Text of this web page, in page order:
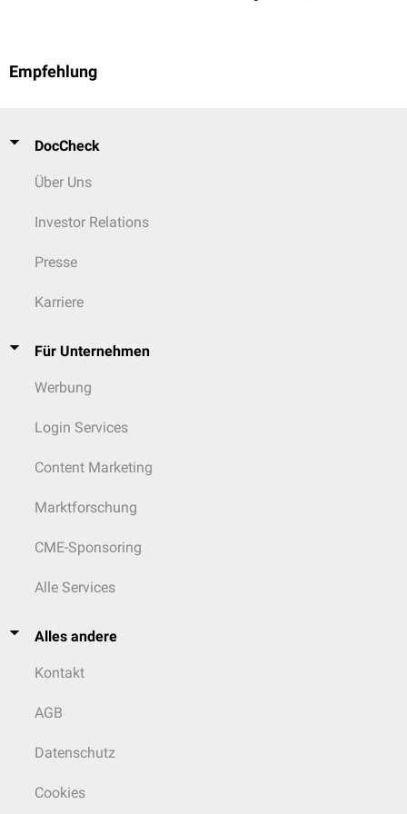
Empfehlung
DocCheck
Über Uns
Investor Relations
Presse
Karriere
Für Unternehmen
Werbung
Login Services
Content Marketing
Marktforschung
CME-Sponsoring
Alle Services
Alles andere
Kontakt
AGB
Datenschutz
Cookies